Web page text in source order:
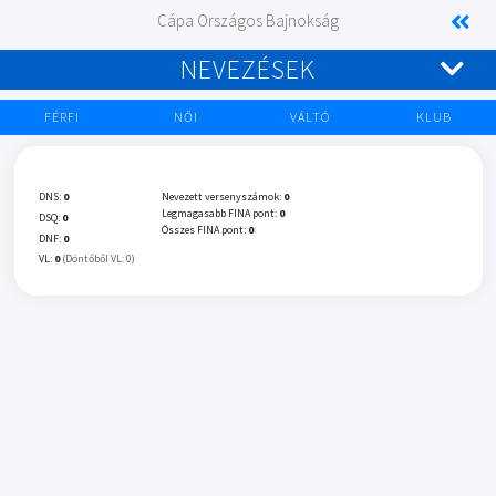
Cápa Országos Bajnokság
NEVEZÉSEK
FÉRFI NŐI VÁLTÓ KLUB
DNS: 0
DSQ: 0
DNF: 0
VL: 0 (Döntőből VL: 0)
Nevezett versenyszámok: 0
Legmagasabb FINA pont: 0
Összes FINA pont: 0